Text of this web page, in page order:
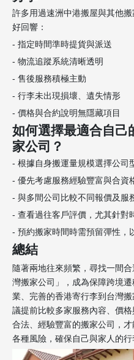
許多用過速洲中港搬屋與其他
好回響：
- 指定時間準時提貨與派送
- 物流追蹤系統清晰透明
- 售後服務積極主動
- 行李未出現損壞、遺失情形
- 價格與合約說明無隱藏項目
如何選擇最適合自己
家公司？
- 根據自身搬運量規模選擇公司
- 優先考慮服務經驗豐富與合資
- 與多間公司比較不同報價及服
- 查看過往客戶評價，尤其針對
- 預約搬家時間時需預留彈性，
總結
隨著兩地往來頻繁，尋找一間
灣搬家公司」，成為保障跨境
業、完善的香港寄行李到台灣
議提前比較多家服務內容、價
合法、經驗豐富的搬家公司，
各種風險，確保自己與家人的行